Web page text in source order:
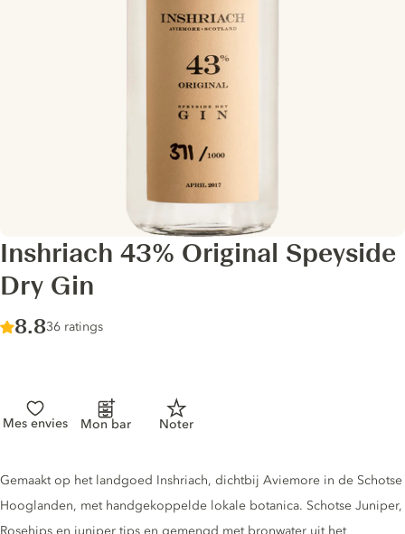
Inshriach 43% Original Speyside
Dry Gin
Score :
8.8/ 10
36 ratings
Mes envies Mon bar Noter
Gin description
Gemaakt op het landgoed Inshriach, dichtbij Aviemore in de Schotse
Hooglanden, met handgekoppelde lokale botanica. Schotse Juniper,
Rosehips en juniper tips en gemengd met bronwater uit het